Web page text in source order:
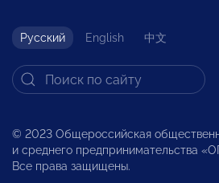
Русский English 中文
© 2023 Общероссийская
и среднего предпринимательства
Все права защищены.